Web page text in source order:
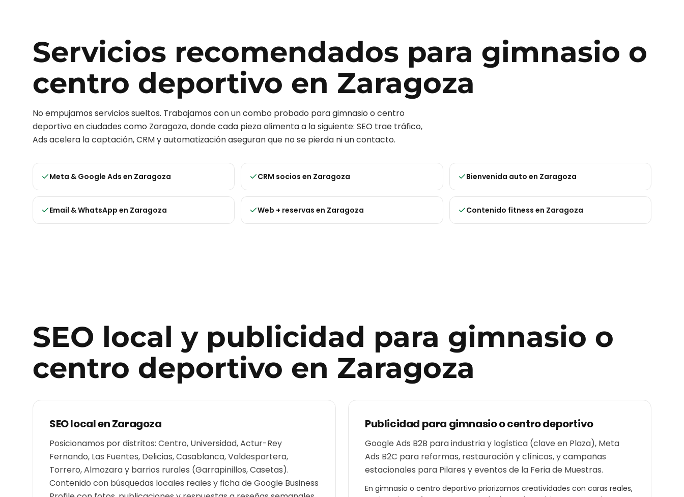
Servicios recomendados para gimnasio o
centro deportivo en Zaragoza
No empujamos servicios sueltos. Trabajamos con un combo probado paragimnasio o centro
deportivo en ciudades como Zaragoza, donde cada pieza alimenta a la siguiente: SEO trae tráfico,
Ads acelera la captación, CRM y automatización aseguran que no se pierda ni un contacto.
Meta & Google Ads en Zaragoza CRM socios en Zaragoza Bienvenida auto en Zaragoza
Email & WhatsApp en Zaragoza Web + reservas en Zaragoza Contenido fitness en Zaragoza
SEO local y publicidad para gimnasio o
centro deportivo en Zaragoza
SEO local enZaragoza
Posicionamos por distritos: Centro, Universidad, Actur-Rey
Fernando, Las Fuentes, Delicias, Casablanca, Valdespartera,
Torrero, Almozara y barrios rurales (Garrapinillos, Casetas).
Contenido con búsquedas locales reales y ficha de Google Business
Publicidad para gimnasio o centro deportivo
Google Ads B2B para industria y logística (clave en Plaza), Meta
Ads B2C para reformas, restauración y clínicas, y campañas
estacionales para Pilares y eventos de la Feria de Muestras.
En gimnasio o centro deportivo priorizamos creatividades con caras reales,